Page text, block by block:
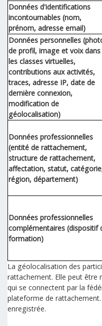
Données d'identifications
incontournables (nom,
prénom, adresse email)
Données personnelles
de profil, image et voix dans
les classes virtuelles,
contributions aux activités,
traces, adresse IP, date de
dernière connexion,
modification de
géolocalisation)
Données professionnelles
(entité de rattachement,
structure de rattachement,
affectation, statut,
région, département)
Données professionnelles
complémentaires (dispositif
formation)
La géolocalisation des
rattachement. Elle peut être
qui se connectent par la
plateforme de
enregistrée.